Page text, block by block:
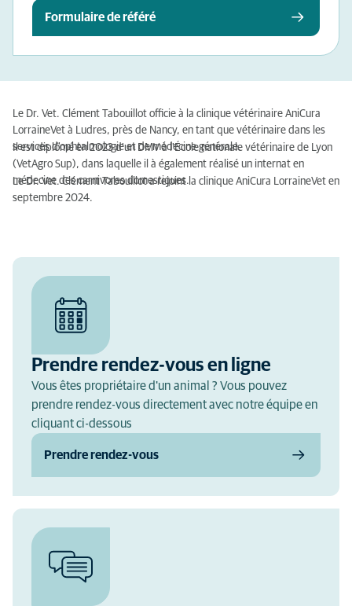
Formulaire de référé
Le Dr. Vet. Clément Tabouillot officie à la clinique vétérinaire AniCura
LorraineVet à Ludres, près de Nancy, en tant que vétérinaire dans les
services d'ophtalmologie et de médecine générale.
Il est diplômé en 2023 d'un DMV à l'École nationale vétérinaire de Lyon
(VetAgro Sup), dans laquelle il à également réalisé un internat en
médecine des carnivores domestiques.
Le Dr. Vet. Clément Tabouillot a rejoint la clinique AniCura LorraineVet en
septembre 2024.
Prendre rendez-vous en ligne
Vous êtes propriétaire d'un animal ? Vous pouvez
prendre rendez-vous directement avec notre équipe en
cliquant ci-dessous
Prendre rendez-vous